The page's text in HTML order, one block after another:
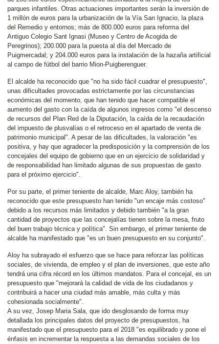
parques infantiles. Otras actuaciones importantes serán la inversión de
1 millón de euros para la urbanización de la Vía San Ignacio, la plaza
del Remedio y entornos; más de 800.000 euros para reforma del
Antiguo Colegio Sant Ignasi (Museo y Centro de Acogida de
Peregrinos); 200.000 para la puesta al día del Mercado de
Puigmercadal; y 204.000 euros para la instalación de la hazaña artificial
al campo de fútbol del barrio Mion-Puigberenguer.
El alcalde ha reconocido que "no ha sido fácil cuadrar el presupuesto",
unas dificultades provocadas estrictamente por las circunstancias
económicas del momento, que han tenido que hacer compatible el
aumento del gasto con la caída de algunos ingresos como "el descenso
de recursos del Plan Red de la Diputación, la caída de la recaudación
del impuesto de plusvalías o el retroceso en el apartado de venta de
patrimonio municipal". A pesar de las dificultades, la valoración "es
positiva, y hay que agradecer la predisposición y la comprensión de los
concejales del equipo de gobierno que en un ejercicio de solidaridad y
de responsabilidad han limitado algunas de sus propuestas de gasto
para el próximo ejercicio".
Por su parte, el primer teniente de alcalde, Marc Aloy, también ha
reconocido que este presupuesto han tenido "un encaje más costoso"
debido a los recursos más limitados y debido también "a la gran
cantidad de proyectos que las concejalías tienen sobre la mesa, fruto
del buen trabajo técnica y política". Sin embargo, el primer teniente de
alcalde ha manifestado que "es un buen presupuesto en su conjunto".
Aloy ha subrayado el esfuerzo que se hace para reforzar las políticas
sociales, de vivienda, de empleo y el plan de inversiones, que este año
tendrá una cifra récord en los últimos mandatos. Para el concejal, es un
presupuesto que "mejorará la calidad de vida de los ciudadanos y
contribuirá a hacer una ciudad más amable, más culta y más
cohesionada socialmente".
A su vez, Josep Maria Sala, que ido desglosando de forma muy
detallada los principales datos del proyecto de presupuestos, ha
manifestado que el presupuesto para el 2018 "es equilibrado y pone el
énfasis en incrementar la respuesta a las demandas sociales de los